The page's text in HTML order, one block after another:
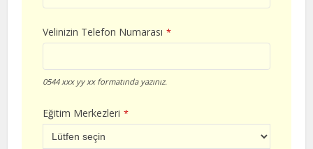
Velinizin Telefon Numarası *
0544 xxx yy xx formatında yazınız.
Eğitim Merkezleri *